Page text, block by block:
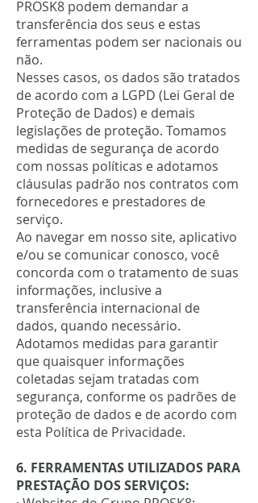
PROSK8 podem demandar a
transferência dos seus e estas
ferramentas podem ser nacionais ou
não.
Nesses casos, os dados são tratados
de acordo com a LGPD (Lei Geral de
Proteção de Dados) e demais
legislações de proteção. Tomamos
medidas de segurança de acordo
com nossas políticas e adotamos
cláusulas padrão nos contratos com
fornecedores e prestadores de
serviço.
Ao navegar em nosso site, aplicativo
e/ou se comunicar conosco, você
concorda com o tratamento de suas
informações, inclusive a
transferência internacional de
dados, quando necessário.
Adotamos medidas para garantir
que quaisquer informações
coletadas sejam tratadas com
segurança, conforme os padrões de
proteção de dados e de acordo com
esta Política de Privacidade.
6. FERRAMENTAS UTILIZADOS PARA
PRESTAÇÃO DOS SERVIÇOS: